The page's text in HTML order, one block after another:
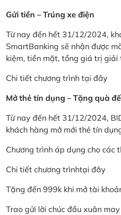
Gửi tiền – Trúng xe điện
Từ nay đến hết 31/12/2024,
SmartBanking sẽ nhận được
kiệm, tiền mặt, tổng giá trị
Chi tiết chương trình tại đây
Mở thẻ tín dụng – Tặng quà
Từ nay đến hết 31/12/2024,
khách hàng mở mới thẻ tín
Chương trình áp dụng cho các
Chi tiết chương trìnhtại đây
Tặng đến 999k khi mở tài
Trao gửi lời chúc đầu xuân